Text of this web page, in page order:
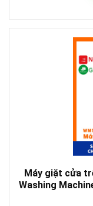
Máy giặt cửa
Washing